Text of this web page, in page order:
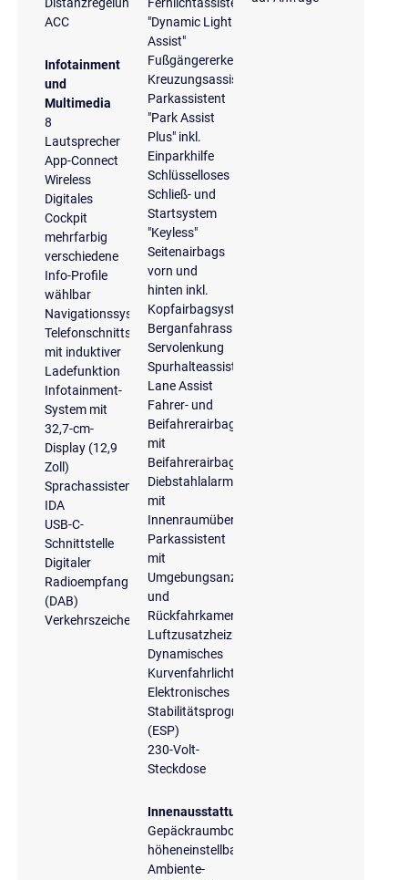
Distanzregelung
ACC
Infotainment
und
Multimedia
8
Lautsprecher
App-Connect
Wireless
Digitales
Cockpit
mehrfarbig
verschiedene
Info-Profile
wählbar
Navigationssystem
Telefonschnittstelle
mit induktiver
Ladefunktion
Infotainment-
System mit
32,7-cm-
Display (12,9
Zoll)
Sprachassistent
IDA
USB-C-
Schnittstelle
Digitaler
Radioempfang
(DAB)
Verkehrszeichenerkennung
Fernlichtassistent
"Dynamic Light
Assist"
Fußgängererkennung
Kreuzungsassistent
Parkassistent
"Park Assist
Plus" inkl.
Einparkhilfe
Schlüsselloses
Schließ- und
Startsystem
"Keyless"
Seitenairbags
vorn und
hinten inkl.
Kopfairbagsystem
Berganfahrassistent
Servolenkung
Spurhalteassistent
Lane Assist
Fahrer- und
Beifahrerairbag
mit
Beifahrerairbagdeaktivierung
Diebstahlalarmanlage
mit
Innenraumüberwachung
Parkassistent
mit
Umgebungsanzeige
und
Rückfahrkamera
Luftzusatzheizung
Dynamisches
Kurvenfahrlicht
Elektronisches
Stabilitätsprogramm
(ESP)
230-Volt-
Steckdose
Innenausstattung
Gepäckraumboden
höheneinstellbar
Ambiente-